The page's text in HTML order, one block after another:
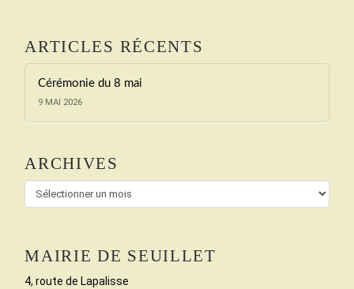
ARTICLES RÉCENTS
Cérémonie du 8 mai
9 MAI 2026
ARCHIVES
Archives
MAIRIE DE SEUILLET
4, route de Lapalisse